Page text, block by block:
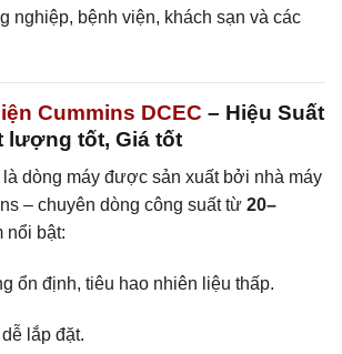
nghiệp, bệnh viện, khách sạn và các
Cummins DCEC – Hiệu Suất
lượng tốt, Giá tốt
là dòng máy được sản xuất bởi nhà máy
– chuyên dòng công suất từ 20–
nổi bật:
ổn định, tiêu hao nhiên liệu thấp.
lắp đặt.